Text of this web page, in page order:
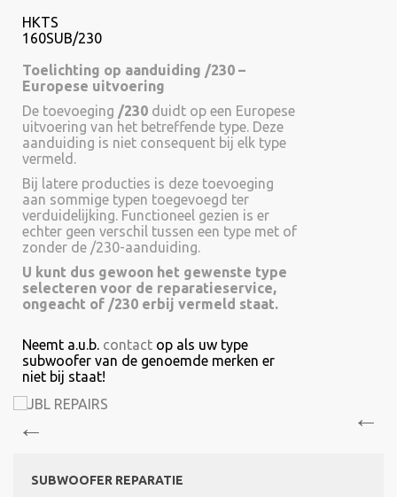
HKTS
160SUB/230
Toelichting op aanduiding /230 –
Europese uitvoering
De toevoeging /230 duidt op een Europese
uitvoering van het betreffende type. Deze
aanduiding is niet consequent bij elk type
vermeld.
Bij latere producties is deze toevoeging
aan sommige typen toegevoegd ter
verduidelijking. Functioneel gezien is er
echter geen verschil tussen een type met of
zonder de /230-aanduiding.
U kunt dus gewoon het gewenste type
selecteren voor de reparatieservice,
ongeacht of /230 erbij vermeld staat.
Neemt a.u.b. contact op als uw type
subwoofer van de genoemde merken er
niet bij staat!
SUBWOOFER REPARATIE